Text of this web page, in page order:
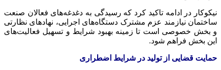
نیکوکار در ادامه تاکید کرد که رسیدگی به دغدغه‌های فعالان صنعت
ساختمان نیازمند عزم مشترک دستگاه‌های اجرایی، نهادهای نظارتی
و بخش خصوصی است تا زمینه بهبود شرایط و تسهیل فعالیت‌های
این بخش فراهم شود.
حمایت قضایی از تولید در شرایط اضطراری